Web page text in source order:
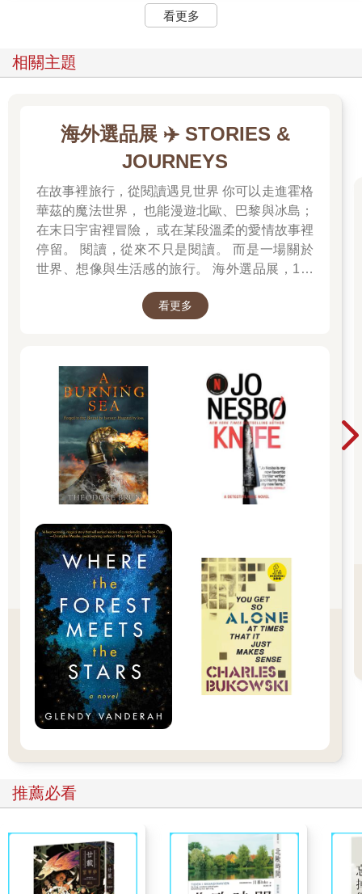
看更多
相關主題
海外選品展 ✈️ STORIES &
JOURNEYS
在故事裡旅行，從閱讀遇見世界 你可以走進霍格
華茲的魔法世界， 也能漫遊北歐、巴黎與冰島；
在末日宇宙裡冒險， 或在某段溫柔的愛情故事裡
停留。 閱讀，從來不只是閱讀。 而是一場關於
世界、想像與生活感的旅行。 海外選品展，1折
起 限量空運商品，先搶先贏 週週商品更新
看更多
推薦必看